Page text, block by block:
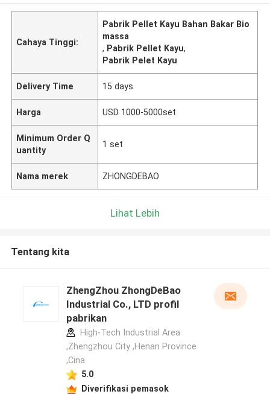
Cahaya Tinggi:
Pabrik Pellet Kayu Bahan Bakar Bio
massa
, Pabrik Pellet Kayu,
Pabrik Pelet Kayu
Delivery Time 15 days
Harga USD 1000-5000set
Minimum Order Q
uantity
1 set
Nama merek ZHONGDEBAO
Lihat Lebih
Tentang kita
ZhengZhou ZhongDeBao
Industrial Co., LTD profil
pabrikan
High-Tech Industrial Area
,Zhengzhou City ,Henan Province
,Cina
5.0
Diverifikasi pemasok